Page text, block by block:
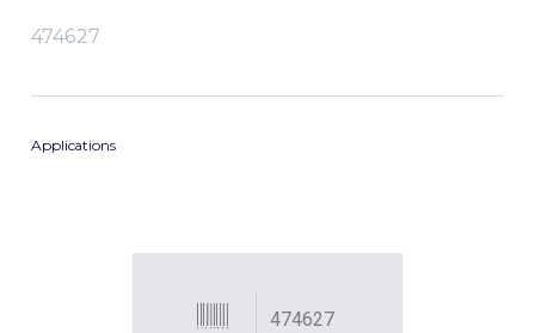
474627
Applications
474627